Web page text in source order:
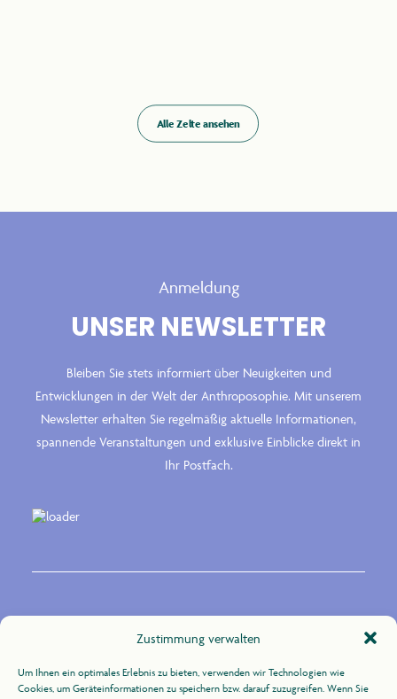
Zustimmung verwalten
Um Ihnen ein optimales Erlebnis zu bieten, verwenden wir Technologien wie
Cookies, um Geräteinformationen zu speichern bzw. darauf zuzugreifen. Wenn Sie
Alle Zelte ansehen
Anmeldung
UNSER NEWSLETTER
Bleiben Sie stets informiert über Neuigkeiten und
Entwicklungen in der Welt der Anthroposophie. Mit unserem
Newsletter erhalten Sie regelmäßig aktuelle Informationen,
spannende Veranstaltungen und exklusive Einblicke direkt in
Ihr Postfach.
Zur Uhlandshöhe 10